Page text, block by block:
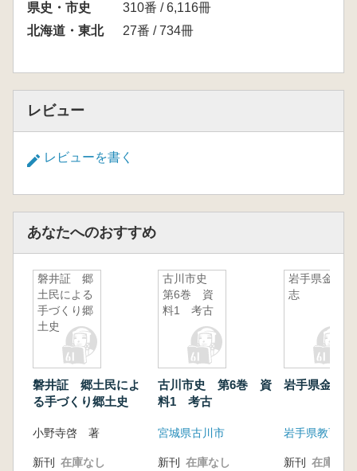
県史・市史
310番 / 6,116冊
北海道・東北
27番 / 734冊
レビュー
レビューを書く
あなたへのおすすめ
磐井証 郷
土民による
手づくり郷
土史
磐井証 郷土民によ
る手づくり郷土史
小野寺啓 著
新刊 在庫なし
古川市史
第6巻 資
料1 考古
古川市史 第6巻 資
料1 考古
宮城県古川市
新刊 在庫なし
岩手県金石
志
岩手県金石志
岩手県教育委
新刊 在庫なし